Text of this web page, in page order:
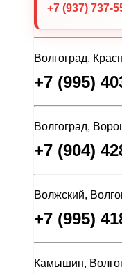
+7 (937) 737-
Волгоград,
+7 (995)
Волгоград,
+7 (904)
Волжский,
+7 (995)
Камышин,